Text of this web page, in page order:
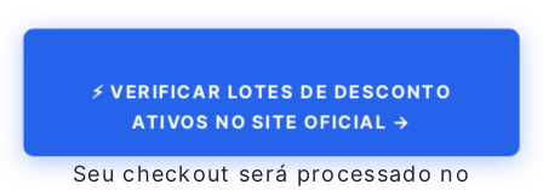
⚡ VERIFICAR LOTES DE DESCONTO
ATIVOS NO SITE OFICIAL →
Seu checkout será processado no